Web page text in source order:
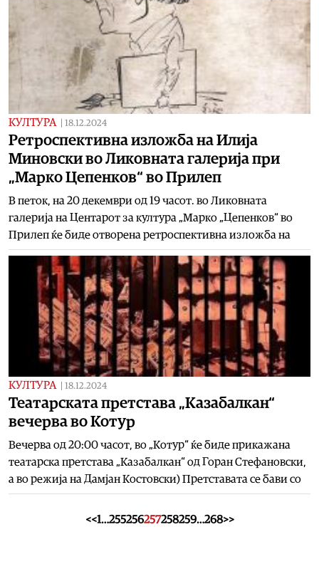
КУЛТУРА 18.12.2024
Ретроспективна изложба на Илија
Миновски во Ликовната галерија при
„Марко Цепенков“ во Прилеп
В петок, на 20 декември од 19 часот. во Ликовната
галерија на Центарот за култура „Марко „Цепенков“ во
Прилеп ќе бидe отворена ретроспективна изложба на
КУЛТУРА 18.12.2024
Театарската претстава „Казабалкан“
вечерва во Котур
Вечерва од 20:00 часот, во „Котур“ ќе биде прикажана
театарска претстава „Казабалкан“ од Горан Стефановски,
а во режија на Дамјан Костовски) Претставата се бави со
<<1…255256257258259…268>>